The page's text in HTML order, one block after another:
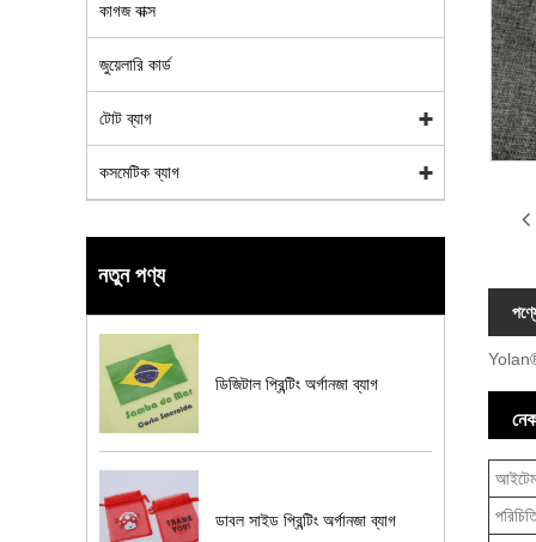
কাগজ বাক্স
জুয়েলারি কার্ড
টোট ব্যাগ
কসমেটিক ব্যাগ
নতুন পণ্য
ডিজিটাল প্রিন্টিং অর্গানজা ব্যাগ
ডাবল সাইড প্রিন্টিং অর্গানজা ব্যাগ
Yolan®
আইটেম